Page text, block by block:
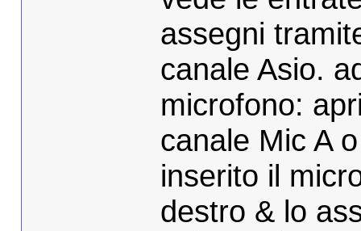
assegni
canale Asio.
microfono:
canale Mic A
inserito il
destro & lo